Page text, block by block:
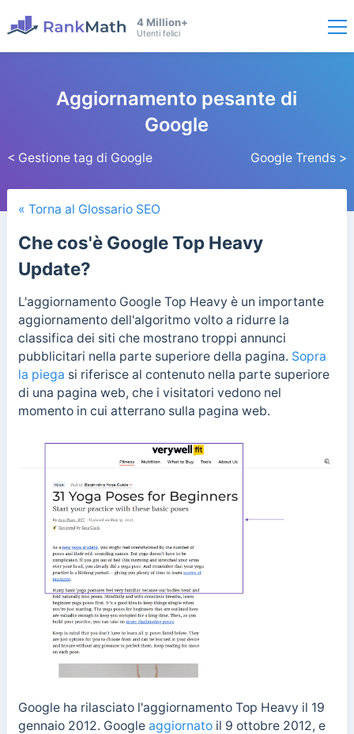
4 Million+
Utenti felici
< Gestione tag di Google
Aggiornamento pesante di
Google
Google Trends >
« Torna al Glossario SEO
Che cos'è Google Top Heavy
Update?
L'aggiornamento Google Top Heavy è un importante
aggiornamento dell'algoritmo volto a ridurre la
classifica dei siti che mostrano troppi annunci
pubblicitari nella parte superiore della pagina. Sopra
la piega si riferisce al contenuto nella parte superiore
di una pagina web, che i visitatori vedono nel
momento in cui atterrano sulla pagina web.
Google ha rilasciato l'aggiornamento Top Heavy il 19
gennaio 2012. Google aggiornatoil 9 ottobre 2012, e